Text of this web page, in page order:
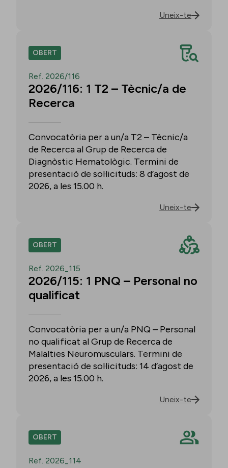
Uneix-te
OBERT
Ref. 2026/116
2026/116: 1 T2 – Tècnic/a de
Recerca
Convocatòria per a un/a T2 – Tècnic/a
de Recerca al Grup de Recerca de
Diagnòstic Hematològic. Termini de
presentació de sol·licituds: 8 d’agost de
2026, a les 15.00 h.
Uneix-te
OBERT
Ref. 2026_115
2026/115: 1 PNQ – Personal no
qualificat
Convocatòria per a un/a PNQ – Personal
no qualificat al Grup de Recerca de
Malalties Neuromusculars. Termini de
presentació de sol·licituds: 14 d’agost de
2026, a les 15.00 h.
Uneix-te
OBERT
Ref. 2026_114